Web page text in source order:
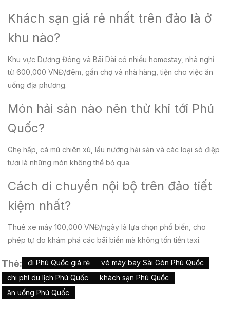
Khách sạn giá rẻ nhất trên đảo là ở
khu nào?
Khu vực Dương Đông và Bãi Dài có nhiều homestay, nhà nghỉ
từ 600,000 VNĐ/đêm, gần chợ và nhà hàng, tiện cho việc ăn
uống địa phương.
Món hải sản nào nên thử khi tới Phú
Quốc?
Ghẹ hấp, cá mú chiên xù, lẩu nướng hải sản và các loại sò điệp
tươi là những món không thể bỏ qua.
Cách di chuyển nội bộ trên đảo tiết
kiệm nhất?
Thuê xe máy 100,000 VNĐ/ngày là lựa chọn phổ biến, cho
phép tự do khám phá các bãi biển mà không tốn tiền taxi.
Thẻ: đi Phú Quốc giá rẻ
vé máy bay Sài Gòn Phú Quốc
chi phí du lịch Phú Quốc
khách sạn Phú Quốc
ăn uống Phú Quốc